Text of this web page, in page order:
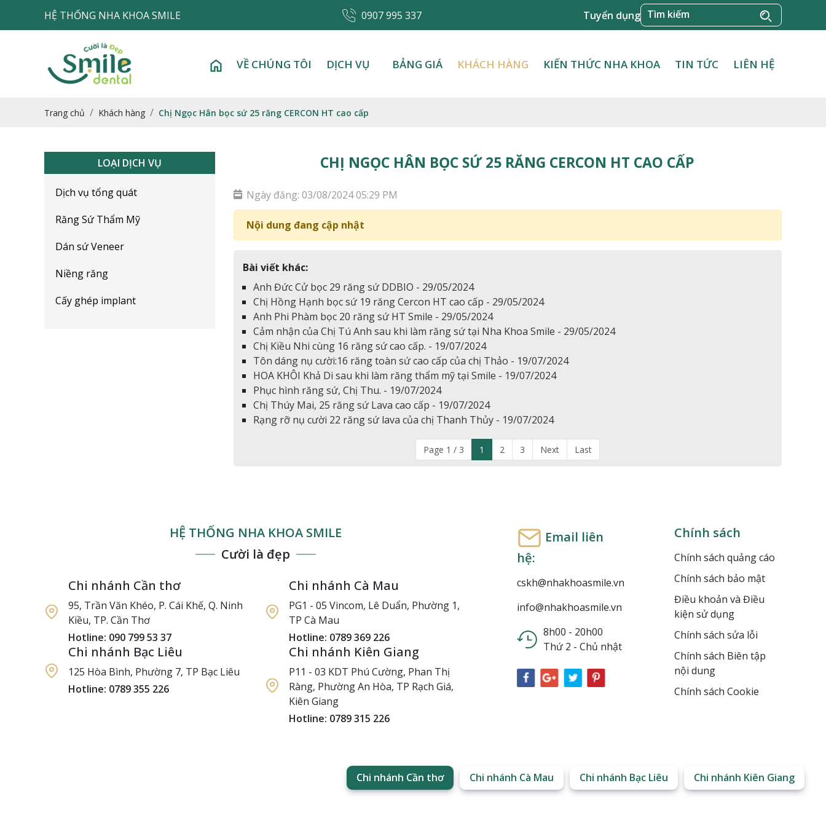
HỆ THỐNG NHA KHOA SMILE 0907 995 337 Tuyển dụng
VỀ CHÚNG TÔI DỊCH VỤ BẢNG GIÁ KHÁCH HÀNG KIẾN THỨC NHA KHOA TIN TỨC LIÊN HỆ
Trang chủ Khách hàng Chị Ngọc Hân bọc sứ 25 răng CERCON HT cao cấp
LOẠI DỊCH VỤ
Dịch vụ tổng quát
Răng Sứ Thẩm Mỹ
Dán sứ Veneer
Niềng răng
Cấy ghép implant
CHỊ NGỌC HÂN BỌC SỨ 25 RĂNG CERCON HT CAO CẤP
Ngày đăng: 03/08/2024 05:29 PM
Nội dung đang cập nhật
Bài viết khác:
Anh Đức Cử bọc 29 răng sứ DDBIO - 29/05/2024
Chị Hồng Hạnh bọc sứ 19 răng Cercon HT cao cấp - 29/05/2024
Anh Phi Phàm bọc 20 răng sứ HT Smile - 29/05/2024
Cảm nhận của Chị Tú Anh sau khi làm răng sứ tại Nha Khoa Smile - 29/05/2024
Chị Kiều Nhi cùng 16 răng sứ cao cấp. - 19/07/2024
Tôn dáng nụ cười:16 răng toàn sứ cao cấp của chị Thảo - 19/07/2024
HOA KHÔI Khả Di sau khi làm răng thẩm mỹ tại Smile - 19/07/2024
Phục hình răng sứ, Chị Thu. - 19/07/2024
Chị Thúy Mai, 25 răng sứ Lava cao cấp - 19/07/2024
Rạng rỡ nụ cười 22 răng sứ lava của chị Thanh Thủy - 19/07/2024
Page 1 / 3 1 2 3 Next Last
HỆ THỐNG NHA KHOA SMILE
Cười là đẹp
Chi nhánh Cần thơ
95, Trần Văn Khéo, P. Cái Khế, Q. Ninh
Kiều, TP. Cần Thơ
Hotline: 090 799 53 37
Chi nhánh Cà Mau
PG1 - 05 Vincom, Lê Duẩn, Phường 1,
TP Cà Mau
Hotline: 0789 369 226
Chi nhánh Bạc Liêu
125 Hòa Bình, Phường 7, TP Bạc Liêu
Hotline: 0789 355 226
Chi nhánh Kiên Giang
P11 - 03 KDT Phú Cường, Phan Thị
Ràng, Phường An Hòa, TP Rạch Giá,
Kiên Giang
Hotline: 0789 315 226
Email liên
hệ:
cskh@nhakhoasmile.vn
info@nhakhoasmile.vn
8h00 - 20h00
Thứ 2 - Chủ nhật
Chính sách
Chính sách quảng cáo
Chính sách bảo mật
Điều khoản và Điều
kiện sử dụng
Chính sách sửa lỗi
Chính sách Biên tập
nội dung
Chính sách Cookie
Chi nhánh Cần thơ Chi nhánh Cà Mau Chi nhánh Bạc Liêu Chi nhánh Kiên Giang